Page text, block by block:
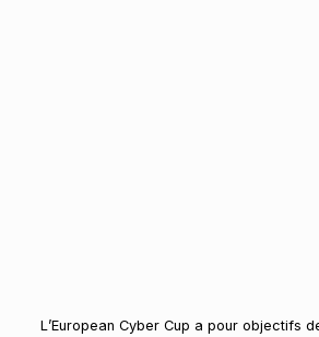
L’European Cyber Cup a pour objectifs